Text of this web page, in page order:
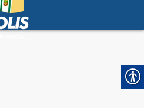
Municipal de